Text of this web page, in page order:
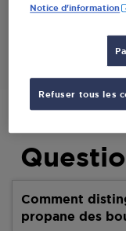
Comment
propane des
Notice d'information
Refuser tous les